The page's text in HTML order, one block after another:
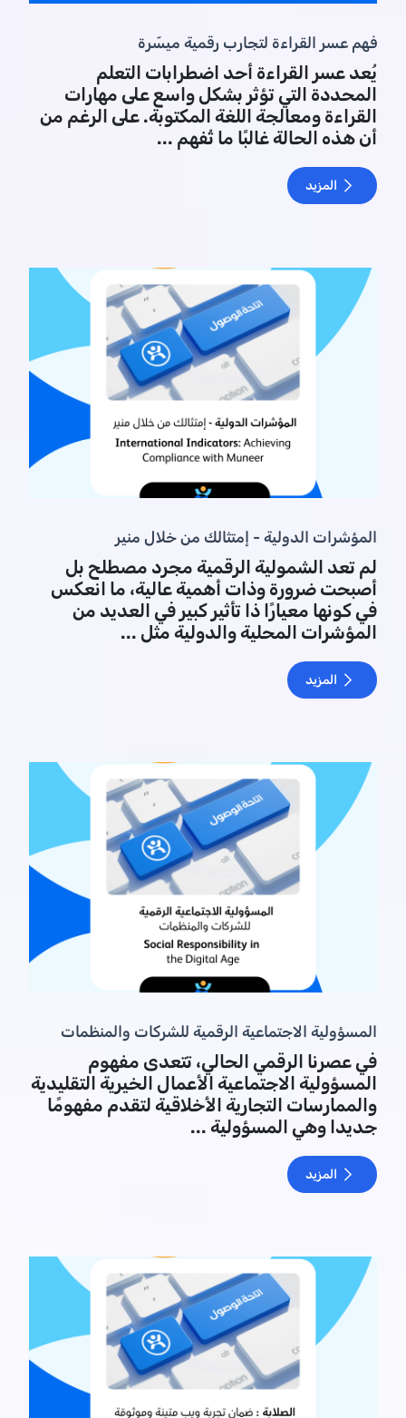
فهم عسر القراءة لتجارب رقمية ميسّرة
يُعد عسر القراءة أحد اضطرابات التعلم
المحددة التي تؤثر بشكل واسع على مهارات
القراءة ومعالجة اللغة المكتوبة. على الرغم من
أن هذه الحالة غالبًا ما تُفهم ...
المزيد
المؤشرات الدولية - إمتثالك من خلال منير
لم تعد الشمولية الرقمية مجرد مصطلح بل
أصبحت ضرورة وذات أهمية عالية، ما انعكس
في كونها معيارًا ذا تأثير كبير في العديد من
المؤشرات المحلية والدولية مثل ...
المزيد
المسؤولية الاجتماعية الرقمية للشركات والمنظمات
في عصرنا الرقمي الحالي، تتعدى مفهوم
المسؤولية الاجتماعية الأعمال الخيرية التقليدية
والممارسات التجارية الأخلاقية لتقدم مفهومًا
جديدا وهي المسؤولية ...
المزيد